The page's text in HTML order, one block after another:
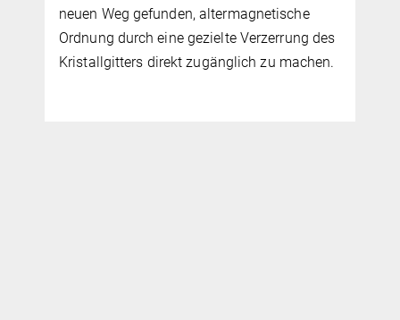
neuen Weg gefunden, altermagnetische
Ordnung durch eine gezielte Verzerrung des
Kristallgitters direkt zugänglich zu machen.